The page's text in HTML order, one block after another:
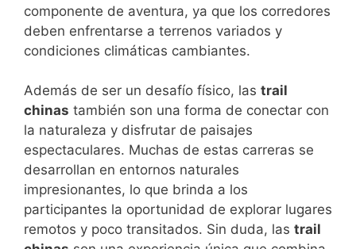
componente de aventura, ya que los corredores
deben ⁣enfrentarse a terrenos variados y
condiciones climáticas⁣ cambiantes.
Además de ser un desafío físico, las trail
chinas también son una forma de conectar ⁢con
la naturaleza y disfrutar de paisajes‌
espectaculares. ⁤Muchas de estas carreras​ se
desarrollan en entornos naturales‌
impresionantes, lo que brinda a los
participantes la oportunidad de explorar lugares
remotos y poco transitados. Sin duda, las trail